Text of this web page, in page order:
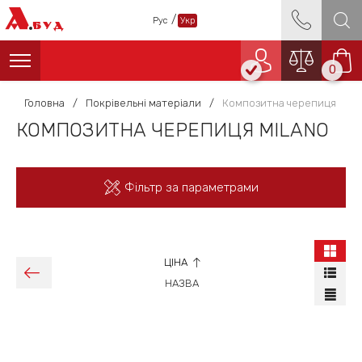
АБУД Рус / Укр
0
Головна / Покрівельні матеріали / Композитна черепиця
КОМПОЗИТНА ЧЕРЕПИЦЯ MILANO
Фільтр за параметрами
ЦІНА
НАЗВА